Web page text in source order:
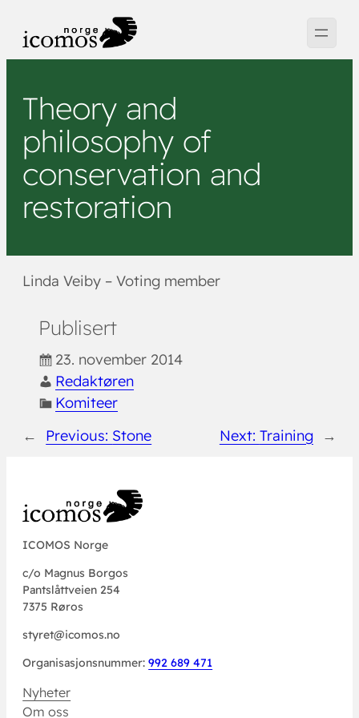
innhold
Theory and
philosophy of
conservation and
restoration
Linda Veiby – Voting member
Publisert
23. november 2014
Redaktøren
Komiteer
←
Previous: Stone Next: Training →
ICOMOS Norge
c/o Magnus Borgos
Pantslåttveien 254
7375 Røros
styret@icomos.no
Organisasjonsnummer:992 689 471
Nyheter
Om oss